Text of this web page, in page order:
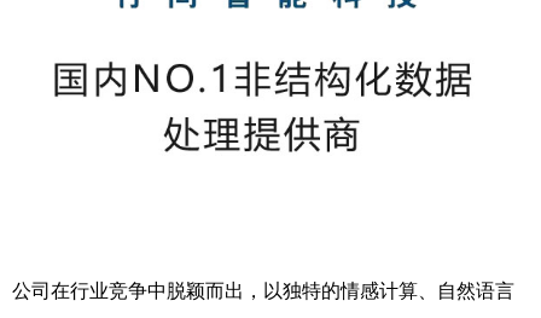
公司在行业竞争中脱颖而出，以独特的情感计算、自然语言